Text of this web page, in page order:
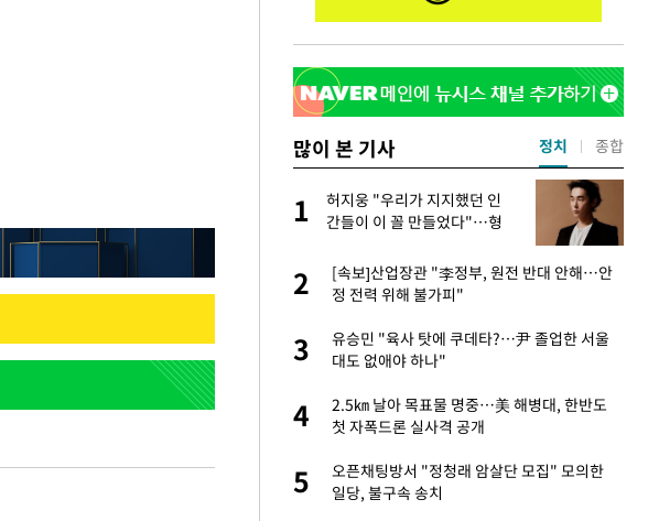
많이 본 기사
벌 원해"
정보석 "황정음 전 남편 서글서글한 인상이
었는데…"
아이유, 장기하 '별일 없이 산다' 선곡…쿨한
일상 공개
허지웅 "우리가 지지했던 인간들이 이 꼴 만
김혜수 "우린 돈 받고 일하는 프리랜서…받
1
허지웅 "우리가 지지했던 인
간들이 이 꼴 만들었다"…형
2
[속보]산업장관 "李정부, 원전 반대 안해…안
정 전력 위해 불가피"
3
유승민 "육사 탓에 쿠데타?…尹 졸업한 서울
대도 없애야 하나"
4
2.5㎞ 날아 목표물 명중…美 해병대, 한반도
첫 자폭드론 실사격 공개
5
오픈채팅방서 "정청래 암살단 모집" 모의한
일당, 불구속 송치
정치 종합